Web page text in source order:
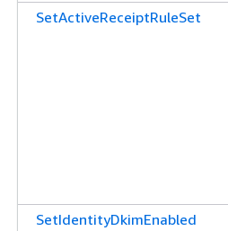
SetActiveReceiptRuleSet
SetIdentityDkimEnabled